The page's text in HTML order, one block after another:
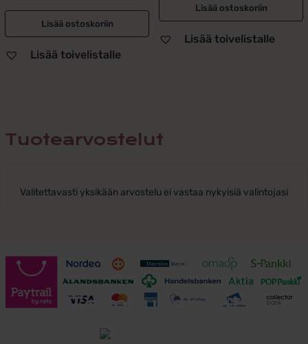
5,90 €.
2,00 €.
Lisää ostoskoriin
Lisää toivelistalle
Lisää ostoskoriin
Lisää toivelistalle
Tuotearvostelut
Valitettavasti yksikään arvostelu ei vastaa nykyisiä valintojasi
Toimitusehdot